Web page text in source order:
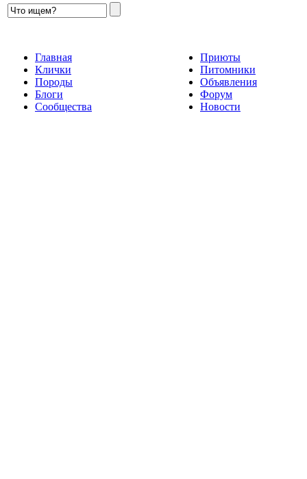
Главная
Клички
Породы
Блоги
Сообщества
Приюты
Питомники
Объявления
Форум
Новости